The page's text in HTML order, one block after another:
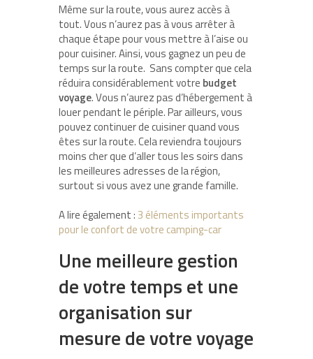
Même sur la route, vous aurez accès à
tout. Vous n’aurez pas à vous arrêter à
chaque étape pour vous mettre à l’aise ou
pour cuisiner. Ainsi, vous gagnez un peu de
temps sur la route. Sans compter que cela
réduira considérablement votre budget
voyage. Vous n’aurez pas d’hébergement à
louer pendant le périple. Par ailleurs, vous
pouvez continuer de cuisiner quand vous
êtes sur la route. Cela reviendra toujours
moins cher que d’aller tous les soirs dans
les meilleures adresses de la région,
surtout si vous avez une grande famille.
A lire également :3 éléments importants
pour le confort de votre camping-car
Une meilleure gestion
de votre temps et une
organisation sur
mesure de votre voyage